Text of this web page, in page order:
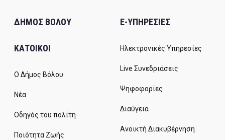
ΔΗΜΟΣ ΒΟΛΟΥ
ΚΑΤΟΙΚΟΙ
Ο Δήμος Βόλου
Νέα
Οδηγός του πολίτη
Ποιότητα Ζωής
E-ΥΠΗΡΕΣΙΕΣ
Ηλεκτρονικές Υπηρεσίες
Live Συνεδριάσεις
Ψηφοφορίες
Διαύγεια
Ανοικτή Διακυβέρνηση